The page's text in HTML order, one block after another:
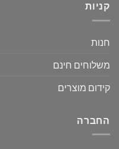
קניות
חנות
משלוחים חינם
קידום מוצרים
החברה